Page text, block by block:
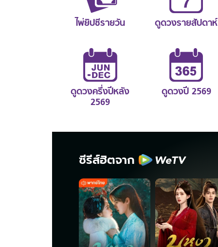
ไพ่ยิปซีรายวัน ดูดวงรายสัปดาห์
ดูดวงครึ่งปีหลัง
2569
ดูดวงปี 2569
ซีรีส์ฮิตจาก